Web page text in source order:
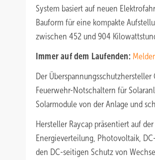
System basiert auf neuen
Bauform für eine kompakte
zwischen 452 und 904
Immer auf dem Laufenden:
Der
Feuerwehr-Notschaltern für
Solarmodule von der Anlage und
Hersteller Raycap präsentiert auf
Energieverteilung, Photovoltaik,
den DC-seitigen Schutz von